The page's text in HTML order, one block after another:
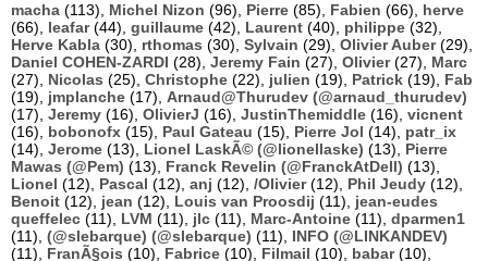
macha (113), Michel Nizon (96), Pierre (85), Fabien (66), herve
(66), leafar(44), guillaume (42), Laurent (40), philippe (32),
Herve Kabla (30), rthomas (30), Sylvain (29), Olivier Auber(29),
Daniel COHEN-ZARDI (28), Jeremy Fain (27), Olivier(27), Marc
(27), Nicolas (25), Christophe (22), julien (19), Patrick (19), Fab
(19), jmplanche (17), Arnaud@Thurudev (@arnaud_thurudev)
(17), Jeremy (16), OlivierJ (16), JustinThemiddle (16), vicnent
(16), bobonofx (15), Paul Gateau (15), Pierre Jol (14), patr_ix
(14), Jerome (13), Lionel LaskÃ© (@lionellaske) (13), Pierre
Mawas (@Pem) (13), Franck Revelin (@FranckAtDell) (13),
Lionel (12), Pascal (12), anj (12), /Olivier(12), Phil Jeudy (12),
Benoit (12), jean (12), Louis van Proosdij (11), jean-eudes
queffelec (11), LVM (11), jlc (11), Marc-Antoine (11), dparmen1
(11), (@slebarque) (@slebarque) (11), INFO (@LINKANDEV)
(11), FranÃ§ois (10), Fabrice (10), Filmail (10), babar(10),